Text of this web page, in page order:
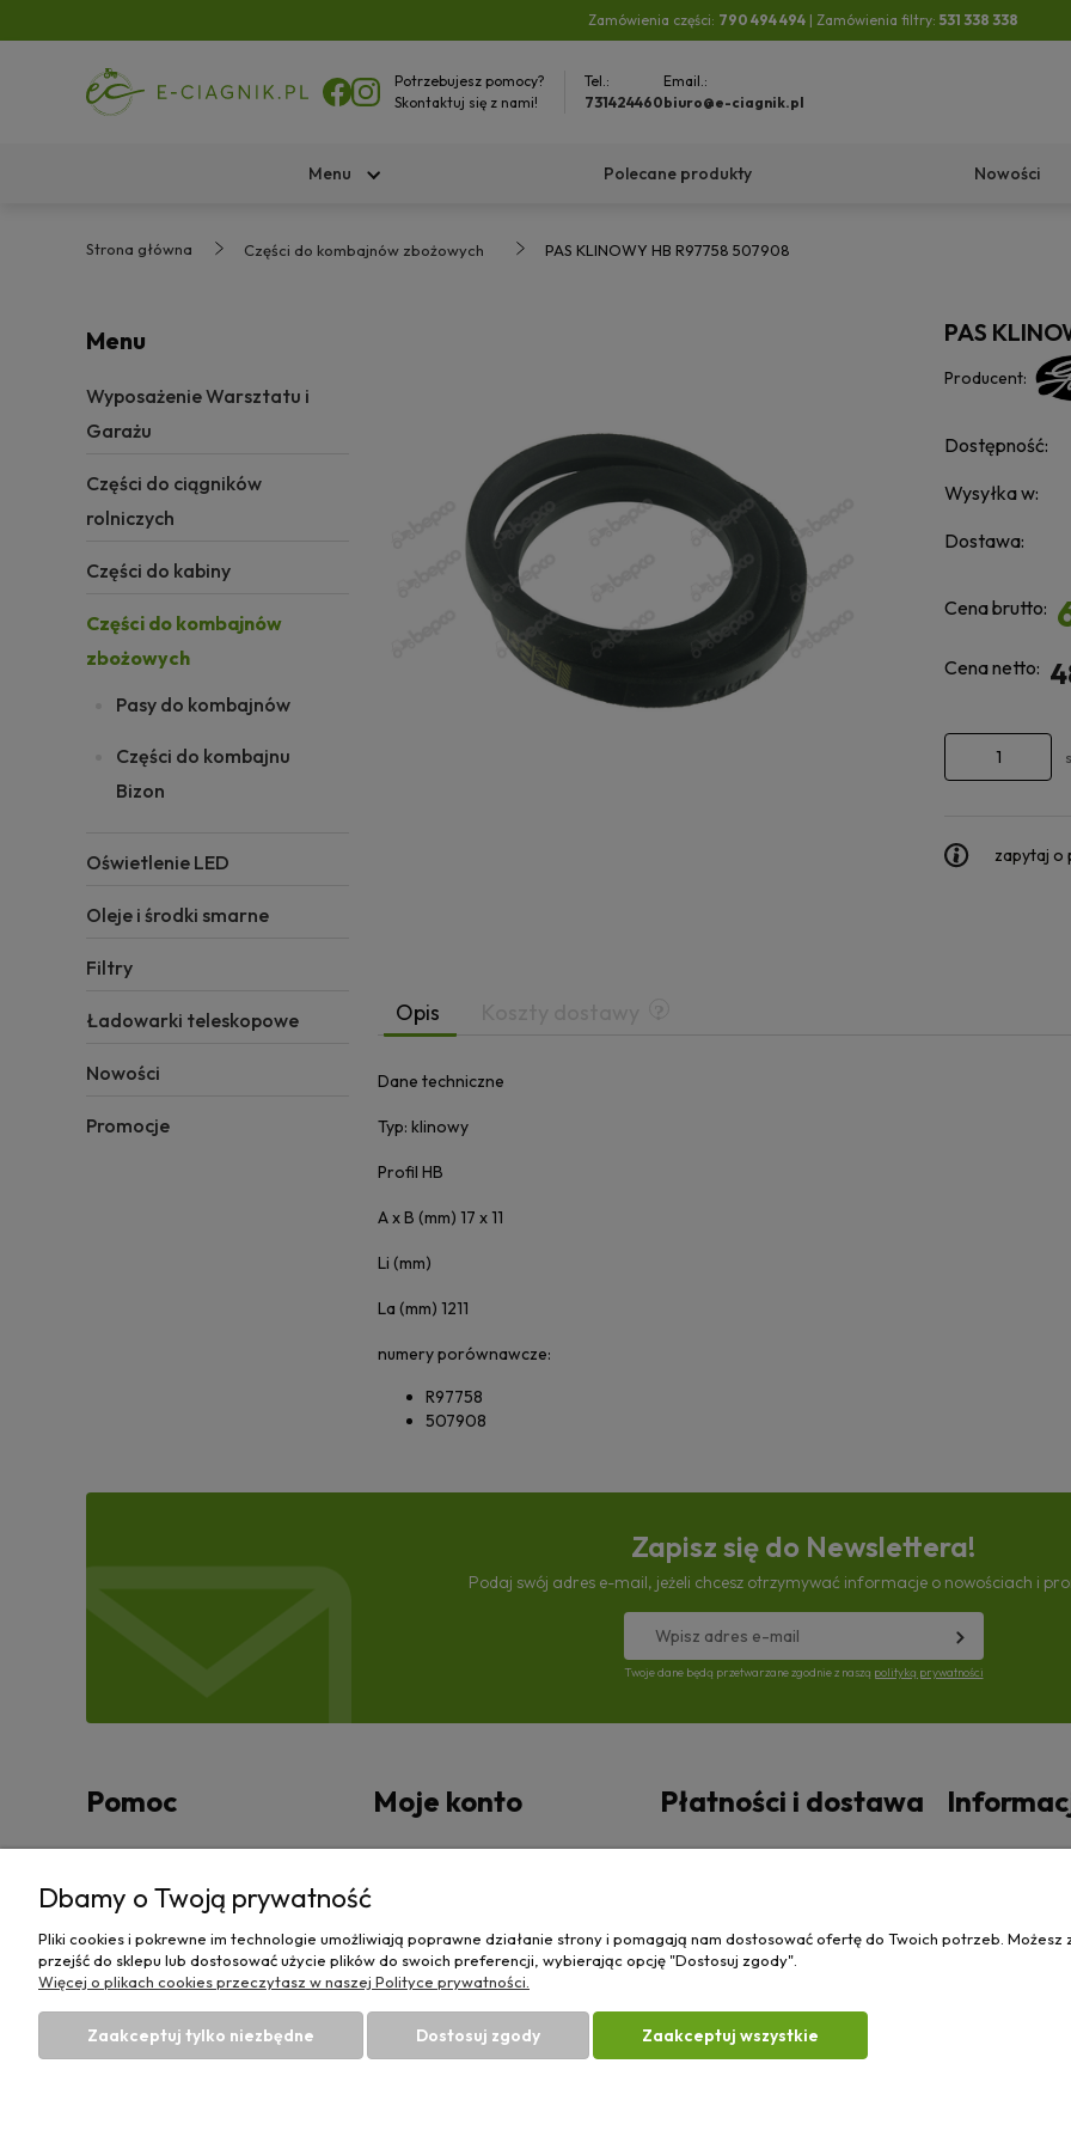
Zamówienia części: 790 494 494 | Zamówienia filtry: 531 338 338
Potrzebujesz pomocy?
Skontaktuj się z nami!
Tel.:
731424460
Email.:
biuro@e-ciagnik.pl
Menu Polecane produkty Nowości
Strona główna Części do kombajnów zbożowych PAS KLINOWY HB R97758 507908
Menu
Wyposażenie Warsztatu i
Garażu
Części do ciągników
rolniczych
Części do kabiny
Części do kombajnów
zbożowych
Pasy do kombajnów
Części do kombajnu
Bizon
Oświetlenie LED
Oleje i środki smarne
Filtry
Ładowarki teleskopowe
Nowości
Promocje
PAS
Producent:
Dostępność:
Wysyłka w:
Dostawa:
Cena brutto:
Cena netto:
zapytaj o
Opis
Dane techniczne
Typ: klinowy
Profil HB
A x B (mm) 17 x 11
Li (mm)
La (mm) 1211
numery porównawcze:
R97758
507908
Zapisz się do Newslettera!
Podaj swój adres e-mail, jeżeli chcesz otrzymywać informacje o nowościach i
Twoje dane będą przetwarzane zgodnie z naszą polityką prywatności
Pomoc
Regulamin
Moje konto
Przechowalnia
Płatności i dostawa
Dbamy o Twoją prywatność
Pliki cookies i pokrewne im technologie umożliwiają poprawne działanie strony i pomagają nam dostosować ofertę do Twoich potrzeb.
przejść do sklepu lub dostosować użycie plików do swoich preferencji, wybierając opcję "Dostosuj zgody".
Więcej o plikach cookies przeczytasz w naszej Polityce prywatności.
Zaakceptuj tylko niezbędne Dostosuj zgody Zaakceptuj wszystkie